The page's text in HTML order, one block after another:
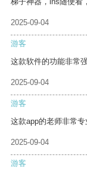
2025-09-04
游客
这款软件的功能非常
2025-09-04
游客
这款app的老师非常
2025-09-04
游客